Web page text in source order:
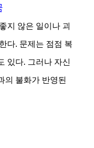
지 않은 일이나 괴
다. 문제는 점점 복
있다. 그러나 자신
의 불화가 반영된